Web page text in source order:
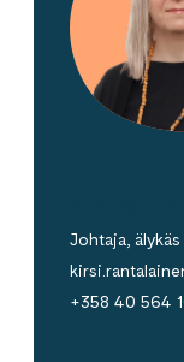
Johtaja,
+358 40 564